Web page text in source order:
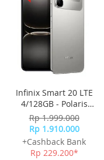
CPU Speed
1.6GHz, 1.5GHz
NFC
NFC
Body Dimension
47.4 x 47.1 x 12.1
Infra
Hanya Wi-Fi,
Infinix Smart 20 LTE
4/128GB - Polaris
Titanium
Rp 1.999.000
Rp 1.910.000
+Cashback Bank
Rp 229.200*